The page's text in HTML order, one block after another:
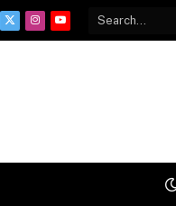
X
InstagramYouTube